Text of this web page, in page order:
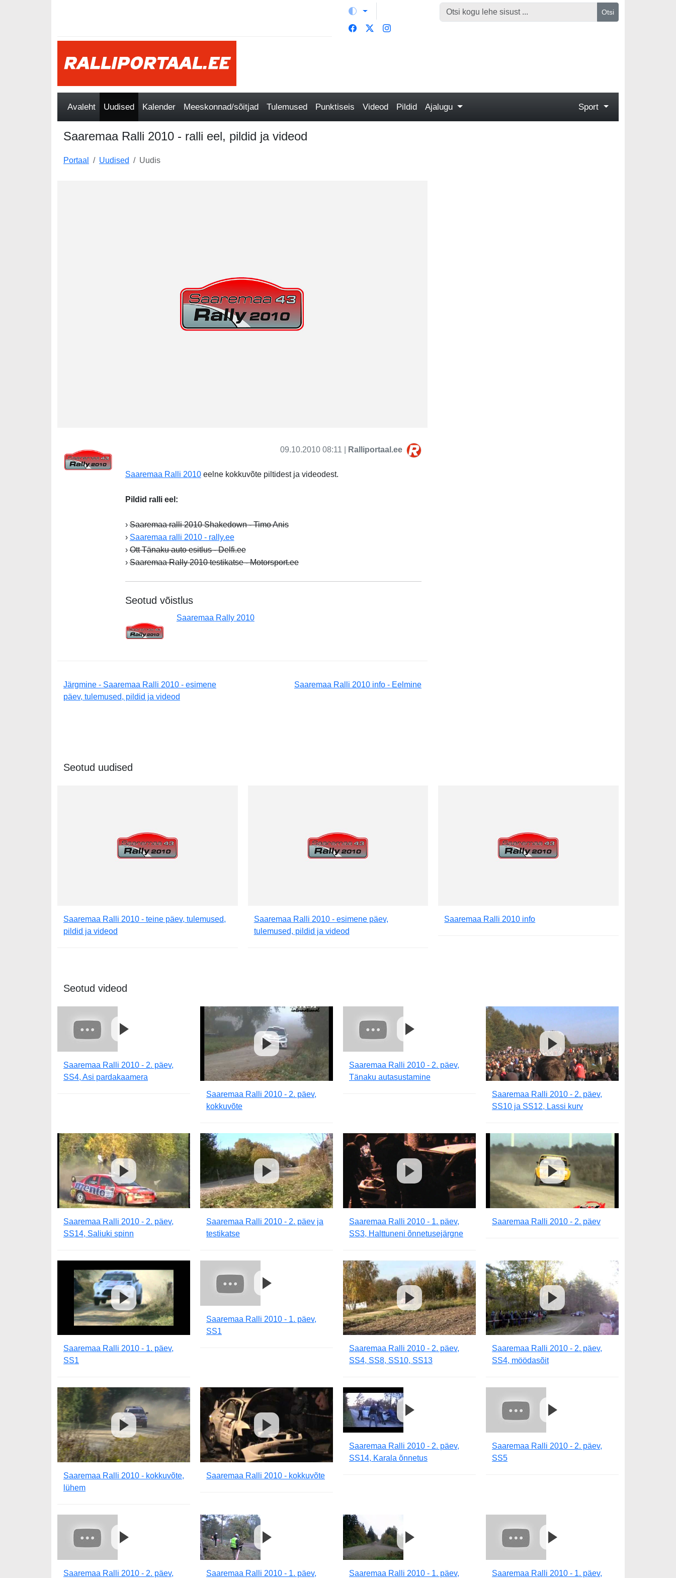
Otsi
Avaleht Uudised Kalender Meeskonnad/sõitjad Tulemused Punktiseis Videod Pildid Ajalugu Sport
Saaremaa Ralli 2010 - ralli eel, pildid ja videod
Portaal Uudised Uudis
09.10.2010 08:11 | Ralliportaal.ee
Saaremaa Ralli 2010eelne kokkuvõte piltidest ja videodest.
Pildid ralli eel:
›Saaremaa ralli 2010 Shakedown - Timo Anis
› Saaremaa ralli 2010 - rally.ee
›Ott Tänaku auto esitlus - Delfi.ee
›Saaremaa Rally 2010 testikatse - Motorsport.ee
Seotud võistlus
Saaremaa Rally 2010
Järgmine - Saaremaa Ralli 2010 - esimene
päev, tulemused, pildid ja videod
Saaremaa Ralli 2010 info - Eelmine
Seotud uudised
Saaremaa Ralli 2010 - teine päev, tulemused,
pildid ja videod
Saaremaa Ralli 2010 - esimene päev,
tulemused, pildid ja videod
Saaremaa Ralli 2010 info
Seotud videod
Saaremaa Ralli 2010 - 2. päev,
SS4, Asi pardakaamera
Saaremaa Ralli 2010 - 2. päev,
kokkuvõte
Saaremaa Ralli 2010 - 2. päev,
Tänaku autasustamine
Saaremaa Ralli 2010 - 2. päev,
SS10 ja SS12, Lassi kurv
Saaremaa Ralli 2010 - 2. päev,
SS14, Saliuki spinn
Saaremaa Ralli 2010 - 2. päev ja
testikatse
Saaremaa Ralli 2010 - 1. päev,
SS3, Halttuneni õnnetusejärgne
Saaremaa Ralli 2010 - 2. päev
Saaremaa Ralli 2010 - 1. päev,
SS1
Saaremaa Ralli 2010 - 1. päev,
SS1
Saaremaa Ralli 2010 - 2. päev,
SS4, SS8, SS10, SS13
Saaremaa Ralli 2010 - 2. päev,
SS4, möödasõit
Saaremaa Ralli 2010 - kokkuvõte,
lühem
Saaremaa Ralli 2010 - kokkuvõte
Saaremaa Ralli 2010 - 2. päev,
SS14, Karala õnnetus
Saaremaa Ralli 2010 - 2. päev,
SS5
Saaremaa Ralli 2010 - 2. päev, Saaremaa Ralli 2010 - 1. päev, Saaremaa Ralli 2010 - 1. päev, Saaremaa Ralli 2010 - 1. päev,